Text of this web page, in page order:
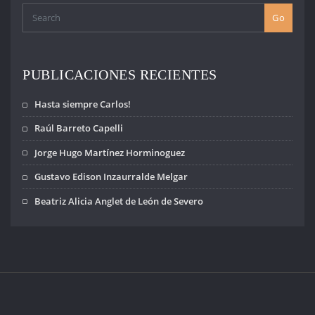
hacer sus
garantizar salud,
educación,
equidad y tanto
más. Pero
siempre es la…
Go
PUBLICACIONES RECIENTES
Hasta siempre Carlos!
Raúl Barreto Capelli
Jorge Hugo Martínez Horminoguez
Gustavo Edison Inzaurralde Melgar
Beatriz Alicia Anglet de León de Severo